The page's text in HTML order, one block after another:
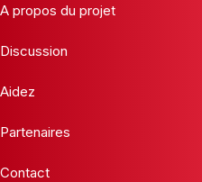
A propos du projet
Discussion
Aidez
Partenaires
Contact